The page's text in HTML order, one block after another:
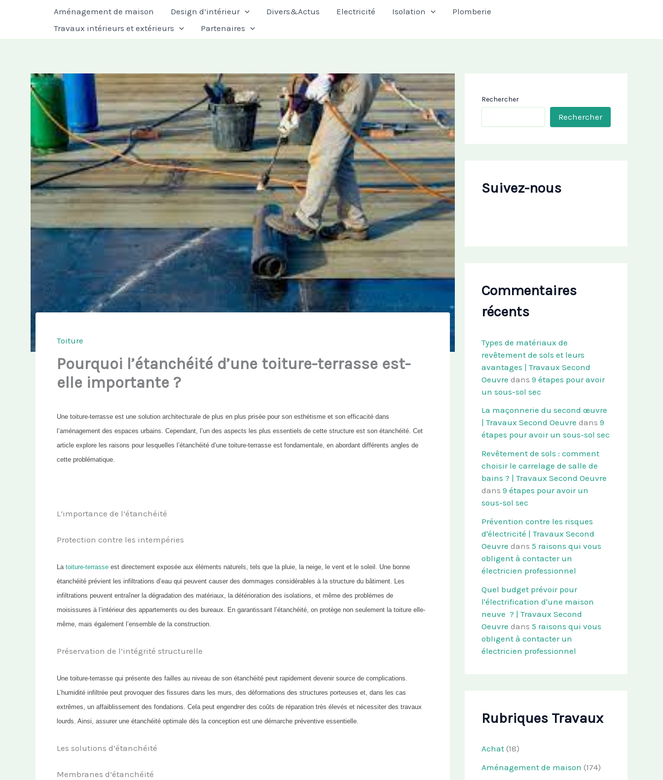
Aménagement de maison Design d’intérieur Divers&Actus Electricité Isolation
Plomberie
Travaux intérieurs et extérieurs
Partenaires
Toiture
Pourquoi l’étanchéité d’une toiture-terrasse est-
elle importante ?
Une toiture-terrasse est une solution architecturale de plus en plus prisée pour son esthétisme et son efficacité dans
l’aménagement des espaces urbains. Cependant, l’un des aspects les plus essentiels de cette structure est son étanchéité. Cet
article explore les raisons pour lesquelles l’étanchéité d’une toiture-terrasse est fondamentale, en abordant différents angles de
cette problématique.
L’importance de l’étanchéité
Protection contre les intempéries
La toiture-terrasseest directement exposée aux éléments naturels, tels que la pluie, la neige, le vent et le soleil. Une bonne
étanchéité prévient les infiltrations d’eau qui peuvent causer des dommages considérables à la structure du bâtiment. Les
infiltrations peuvent entraîner la dégradation des matériaux, la détérioration des isolations, et même des problèmes de
moisissures à l’intérieur des appartements ou des bureaux. En garantissant l’étanchéité, on protège non seulement la toiture elle-
même, mais également l’ensemble de la construction.
Préservation de l’intégrité structurelle
Une toiture-terrasse qui présente des failles au niveau de son étanchéité peut rapidement devenir source de complications.
L’humidité infiltrée peut provoquer des fissures dans les murs, des déformations des structures porteuses et, dans les cas
extrêmes, un affaiblissement des fondations. Cela peut engendrer des coûts de réparation très élevés et nécessiter des travaux
lourds. Ainsi, assurer une étanchéité optimale dès la conception est une démarche préventive essentielle.
Les solutions d’étanchéité
Membranes d’étanchéité
Rechercher
Rechercher
Suivez-nous
Commentaires
récents
Types de matériaux de
revêtement de sols et leurs
avantages | Travaux Second
Oeuvre dans 9 étapes pour avoir
un sous-sol sec
La maçonnerie du second œuvre
| Travaux Second Oeuvre dans 9
étapes pour avoir un sous-sol sec
Revêtement de sols : comment
choisir le carrelage de salle de
bains ? | Travaux Second Oeuvre
dans 9 étapes pour avoir un
sous-sol sec
Prévention contre les risques
d'électricité | Travaux Second
Oeuvre dans 5 raisons qui vous
obligent à contacter un
électricien professionnel
Quel budget prévoir pour
l'électrification d'une maison
neuve ? | Travaux Second
Oeuvre dans 5 raisons qui vous
obligent à contacter un
électricien professionnel
Rubriques Travaux
Achat (18)
Aménagement de maison (174)